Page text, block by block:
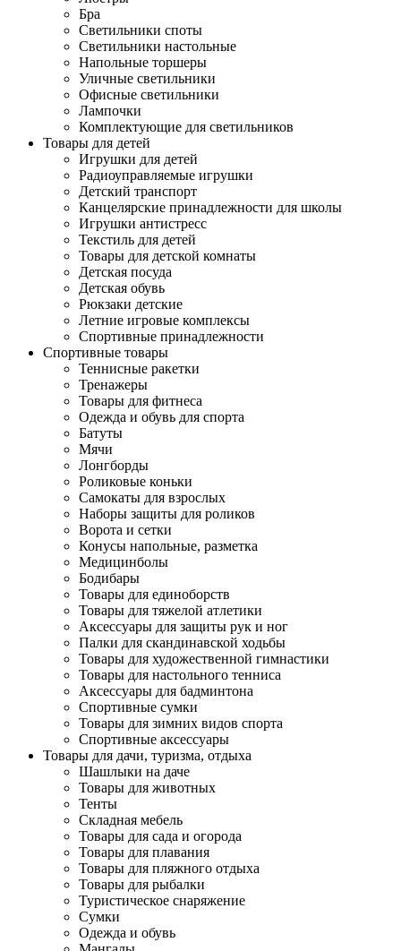
Бра
Светильники споты
Светильники настольные
Напольные торшеры
Уличные светильники
Офисные светильники
Лампочки
Комплектующие для светильников
Товары для детей
Игрушки для детей
Радиоуправляемые игрушки
Детский транспорт
Канцелярские принадлежности для школы
Игрушки антистресс
Текстиль для детей
Товары для детской комнаты
Детская посуда
Детская обувь
Рюкзаки детские
Летние игровые комплексы
Спортивные принадлежности
Спортивные товары
Теннисные ракетки
Тренажеры
Товары для фитнеса
Одежда и обувь для спорта
Батуты
Мячи
Лонгборды
Роликовые коньки
Самокаты для взрослых
Наборы защиты для роликов
Ворота и сетки
Конусы напольные, разметка
Медицинболы
Бодибары
Товары для единоборств
Товары для тяжелой атлетики
Аксессуары для защиты рук и ног
Палки для скандинавской ходьбы
Товары для художественной гимнастики
Товары для настольного тенниса
Аксессуары для бадминтона
Спортивные сумки
Товары для зимних видов спорта
Спортивные аксессуары
Товары для дачи, туризма, отдыха
Шашлыки на даче
Товары для животных
Тенты
Складная мебель
Товары для сада и огорода
Товары для плавания
Товары для пляжного отдыха
Товары для рыбалки
Туристическое снаряжение
Сумки
Одежда и обувь